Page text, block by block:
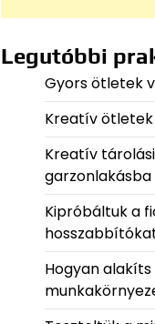
Legutóbbi
Gyors ötletek
Kreatív
Kreatív
garzonlakásba
Kipróbáltuk a
Hogyan